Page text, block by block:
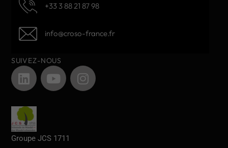
+33 3 88 21 87 98
info@croso-france.fr
SUIVEZ-NOUS
Groupe JCS 1711